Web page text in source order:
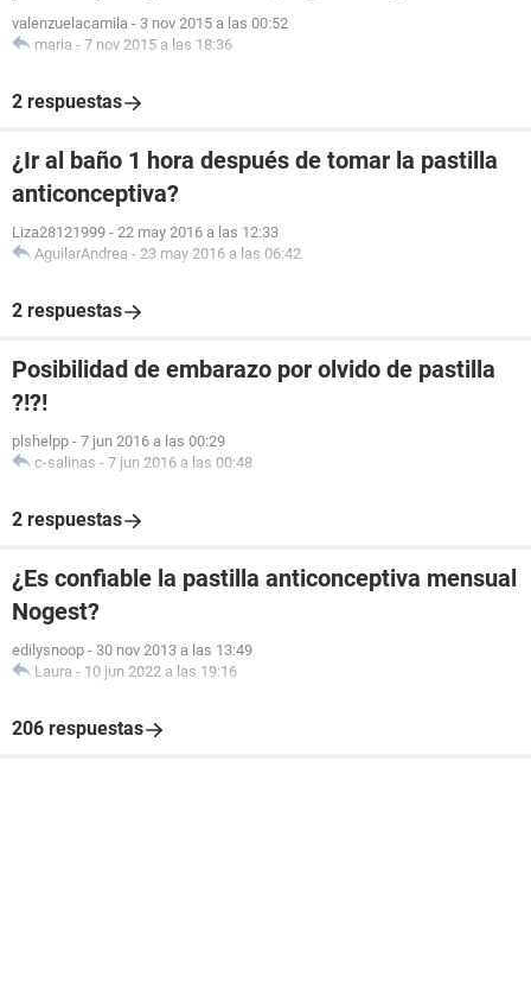
valenzuelacamila - 3 nov 2015 a las 00:52
maria - 7 nov 2015 a las 18:36
2 respuestas
¿Ir al baño 1 hora después de tomar la pastilla
anticonceptiva?
Liza28121999 - 22 may 2016 a las 12:33
AguilarAndrea - 23 may 2016 a las 06:42
2 respuestas
Posibilidad de embarazo por olvido de pastilla
?!?!
plshelpp - 7 jun 2016 a las 00:29
c-salinas - 7 jun 2016 a las 00:48
2 respuestas
¿Es confiable la pastilla anticonceptiva mensual
Nogest?
edilysnoop - 30 nov 2013 a las 13:49
Laura - 10 jun 2022 a las 19:16
206 respuestas